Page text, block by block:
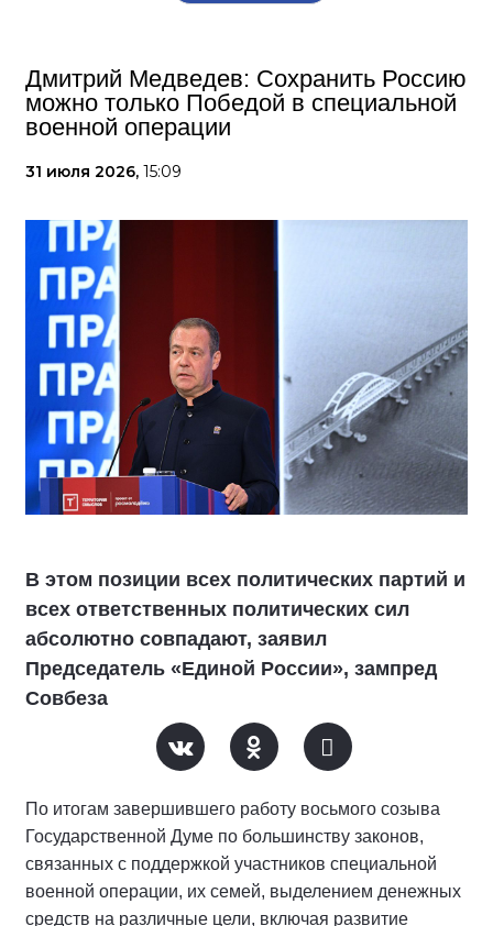
Дмитрий Медведев: Сохранить Россию
можно только Победой в специальной
военной операции
31 июля 2026, 15:09
В этом позиции всех политических партий и
всех ответственных политических сил
абсолютно совпадают, заявил
Председатель «Единой России», зампред
Совбеза
По итогам завершившего работу восьмого созыва
Государственной Думе по большинству законов,
связанных с поддержкой участников специальной
военной операции, их семей, выделением денежных
средств на различные цели, включая развитие